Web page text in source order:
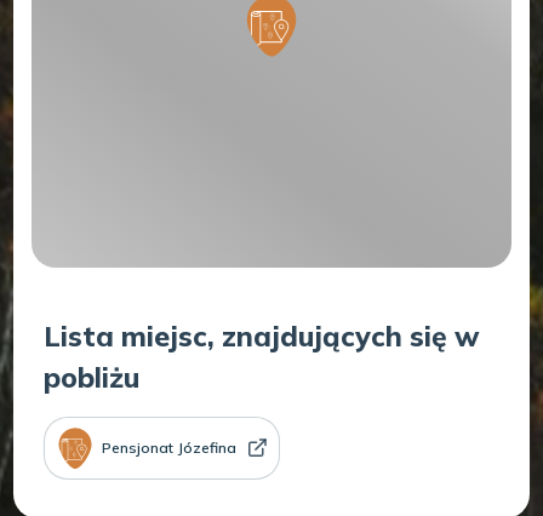
Lista miejsc, znajdujących się w
pobliżu
Pensjonat Józefina